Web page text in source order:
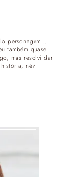
personagem…
também quase
mas resolvi dar
né?